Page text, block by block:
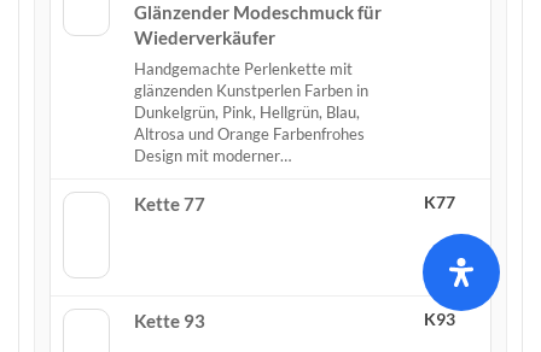
Glänzender Modeschmuck für
Wiederverkäufer
Handgemachte Perlenkette mit
glänzenden Kunstperlen Farben in
Dunkelgrün, Pink, Hellgrün, Blau,
Altrosa und Orange Farbenfrohes
Design mit moderner…
Kette 77 K77
Kette 93 K93